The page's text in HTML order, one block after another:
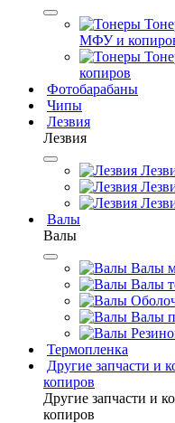
МФУ и
копиров
Фотобарабаны
Чипы
Лезвия
Лезвия
Валы
Валы
Валы
Валы
Валы
Термопленка
Другие запчасти и
копиров
Другие запчасти и
копиров